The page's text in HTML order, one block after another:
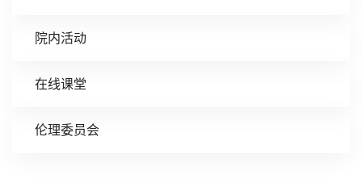
院内活动
在线课堂
伦理委员会